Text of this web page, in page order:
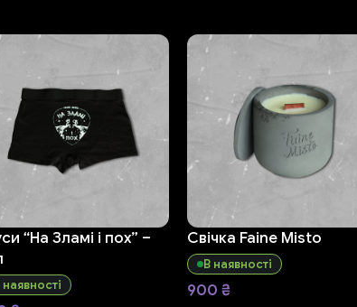
“На Зламі і пох” –
Свічка Faine Misto
В наявності
900₴